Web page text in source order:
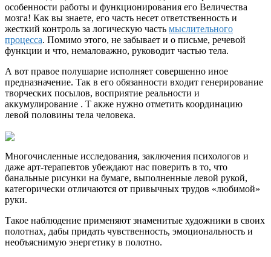
особенности работы и функционирования его Величества
мозга! Как вы знаете, его часть несет ответственность и
жесткий контроль за логическую часть мыслительного
процесса. Помимо этого, не забывает и о письме, речевой
функции и что, немаловажно, руководит частью тела.
А вот правое полушарие исполняет совершенно иное
предназначение. Так в его обязанности входит генерирование
творческих посылов, восприятие реальности и
аккумулирование . Т акже нужно отметить координацию
левой половины тела человека.
Многочисленные исследования, заключения психологов и
даже арт-терапевтов убеждают нас поверить в то, что
банальные рисунки на бумаге, выполненные левой рукой,
категорически отличаются от привычных трудов «любимой»
руки.
Такое наблюдение применяют знаменитые художники в своих
полотнах, дабы придать чувственность, эмоциональность и
необъяснимую энергетику в полотно.